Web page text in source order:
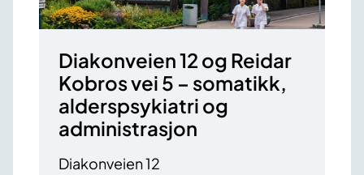
Diakonveien 12 og Reidar
Kobros vei 5 – somatikk,
alderspsykiatri og
administrasjon
Diakonveien 12